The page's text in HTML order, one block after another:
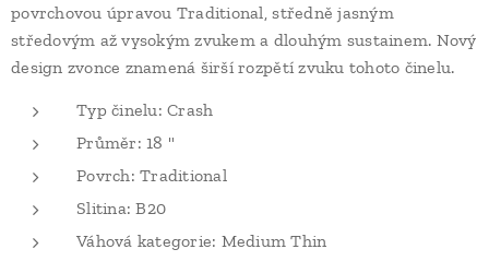
povrchovou úpravou Traditional, středně jasným
středovým až vysokým zvukem a dlouhým sustainem. Nový
design zvonce znamená širší rozpětí zvuku tohoto činelu.
Typ činelu: Crash
Průměr: 18 "
Povrch: Traditional
Slitina: B20
Váhová kategorie: Medium Thin